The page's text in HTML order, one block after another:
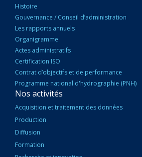
Histoire
Gouvernance / Conseil d’administration
Les rapports annuels
Organigramme
Actes administratifs
Certification ISO
Contrat d’objectifs et de performance
Programme national d'hydrographie (PNH)
Nos activités
Acquisition et traitement des données
Production
Diffusion
Formation